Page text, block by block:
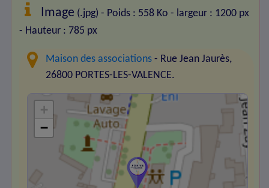
Image (.jpg) - Poids : 558 Ko - largeur : 1200 px
- Hauteur : 785 px
Maison des associations - Rue Jean Jaurès,
26800 PORTES-LES-VALENCE.
+
−